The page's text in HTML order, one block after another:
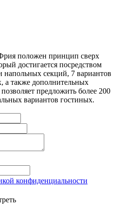
положен принцип сверх
достигается посредством
секций, 7 вариантов
а также дополнительных
предложить более 200
вариантов гостиных.
конфиденциальности